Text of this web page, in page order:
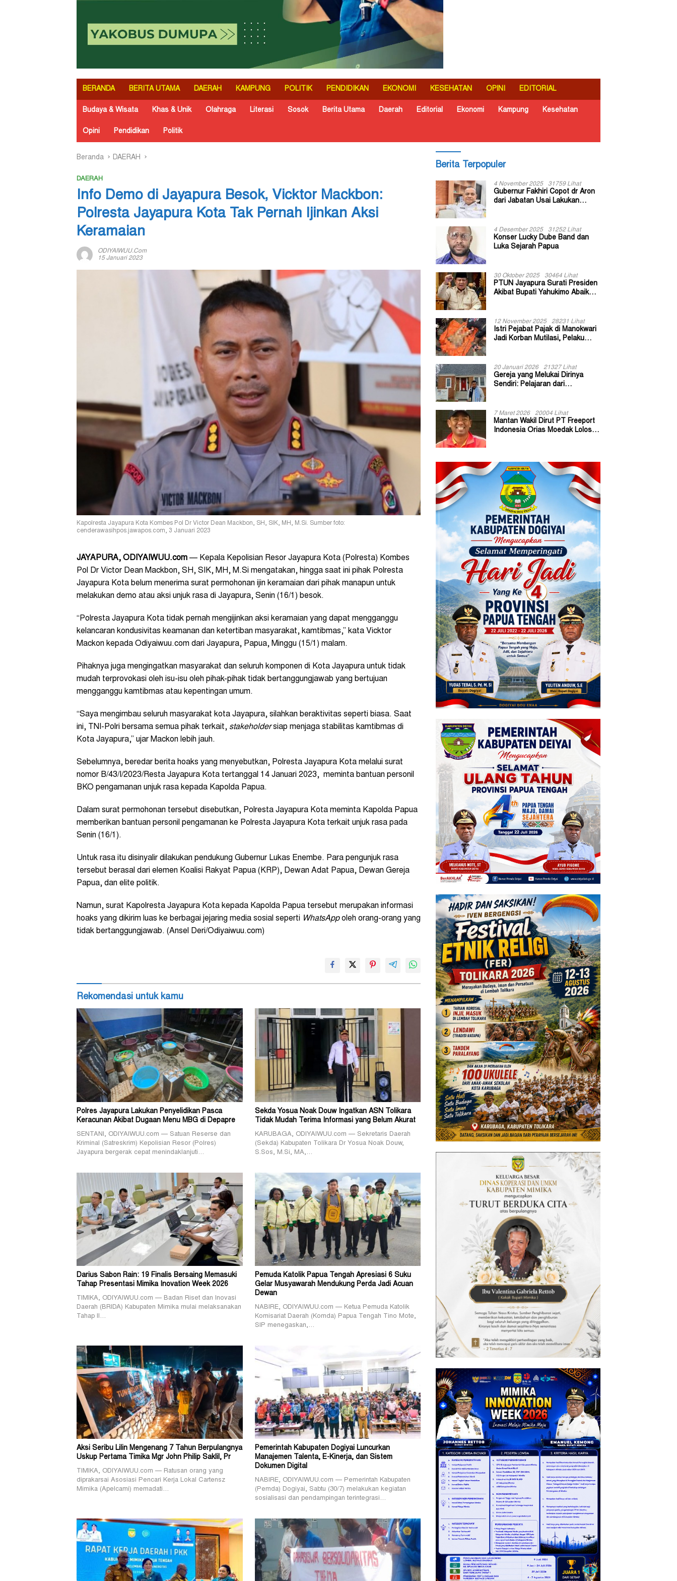
BERANDA BERITA UTAMA DAERAH KAMPUNG POLITIK PENDIDIKAN EKONOMI KESEHATAN OPINI EDITORIAL
Budaya & Wisata Khas & Unik Olahraga Literasi Sosok Berita Utama Daerah Editorial Ekonomi Kampung Kesehatan
Opini Pendidikan Politik
Beranda DAERAH
DAERAH
Info Demo di Jayapura Besok, Vicktor Mackbon:
Polresta Jayapura Kota Tak Pernah Ijinkan Aksi
Keramaian
ODIYAIWUU.com
15 Januari 2023
Kapolresta Jayapura Kota Kombes Pol Dr Victor Dean Mackbon, SH, SIK, MH, M.Si. Sumber foto:
cenderawasihpos.jawapos.com, 3 Januari 2023
JAYAPURA, ODIYAIWUU.com — Kepala Kepolisian Resor Jayapura Kota (Polresta) Kombes
Pol Dr Victor Dean Mackbon, SH, SIK, MH, M.Si mengatakan, hingga saat ini pihak Polresta
Jayapura Kota belum menerima surat permohonan ijin keramaian dari pihak manapun untuk
melakukan demo atau aksi unjuk rasa di Jayapura, Senin (16/1) besok.
“Polresta Jayapura Kota tidak pernah mengijinkan aksi keramaian yang dapat mengganggu
kelancaran kondusivitas keamanan dan ketertiban masyarakat, kamtibmas,” kata Vicktor
Mackon kepada Odiyaiwuu.com dari Jayapura, Papua, Minggu (15/1) malam.
Pihaknya juga mengingatkan masyarakat dan seluruh komponen di Kota Jayapura untuk tidak
mudah terprovokasi oleh isu-isu oleh pihak-pihak tidak bertanggungjawab yang bertujuan
mengganggu kamtibmas atau kepentingan umum.
“Saya mengimbau seluruh masyarakat kota Jayapura, silahkan beraktivitas seperti biasa. Saat
ini, TNI-Polri bersama semua pihak terkait, stakeholdersiap menjaga stabilitas kamtibmas di
Kota Jayapura,” ujar Mackon lebih jauh.
Sebelumnya, beredar berita hoaks yang menyebutkan, Polresta Jayapura Kota melalui surat
nomor B/43/I/2023/Resta Jayapura Kota tertanggal 14 Januari 2023, meminta bantuan personil
BKO pengamanan unjuk rasa kepada Kapolda Papua.
Dalam surat permohonan tersebut disebutkan, Polresta Jayapura Kota meminta Kapolda Papua
memberikan bantuan personil pengamanan ke Polresta Jayapura Kota terkait unjuk rasa pada
Senin (16/1).
Untuk rasa itu disinyalir dilakukan pendukung Gubernur Lukas Enembe. Para pengunjuk rasa
tersebut berasal dari elemen Koalisi Rakyat Papua (KRP), Dewan Adat Papua, Dewan Gereja
Papua, dan elite politik.
Namun, surat Kapolresta Jayapura Kota kepada Kapolda Papua tersebut merupakan informasi
hoaks yang dikirim luas ke berbagai jejaring media sosial seperti WhatsAppoleh orang-orang yang
tidak bertanggungjawab. (Ansel Deri/Odiyaiwuu.com)
Rekomendasi untuk kamu
Polres Jayapura Lakukan Penyelidikan Pasca
Keracunan Akibat Dugaan Menu MBG di Depapre
SENTANI, ODIYAIWUU.com — Satuan Reserse dan
Kriminal (Satreskrim) Kepolisian Resor (Polres)
Jayapura bergerak cepat menindaklanjuti…
Sekda Yosua Noak Douw Ingatkan ASN Tolikara
Tidak Mudah Terima Informasi yang Belum Akurat
KARUBAGA, ODIYAIWUU.com — Sekretaris Daerah
(Sekda) Kabupaten Tolikara Dr Yosua Noak Douw,
S.Sos, M.Si, MA,…
Darius Sabon Rain: 19 Finalis Bersaing Memasuki
Tahap Presentasi Mimika Inovation Week 2026
TIMIKA, ODIYAIWUU.com — Badan Riset dan Inovasi
Daerah (BRIDA) Kabupaten Mimika mulai melaksanakan
Tahap II…
Pemuda Katolik Papua Tengah Apresiasi 6 Suku
Gelar Musyawarah Mendukung Perda Jadi Acuan
Dewan
NABIRE, ODIYAIWUU.com — Ketua Pemuda Katolik
Komisariat Daerah (Komda) Papua Tengah Tino Mote,
SIP menegaskan,…
Aksi Seribu Lilin Mengenang 7 Tahun Berpulangnya
Uskup Pertama Timika Mgr John Philip Saklil, Pr
TIMIKA, ODIYAIWUU.com — Ratusan orang yang
diprakarsai Asosiasi Pencari Kerja Lokal Cartensz
Mimika (Apelcami) memadati…
Pemerintah Kabupaten Dogiyai Luncurkan
Manajemen Talenta, E-Kinerja, dan Sistem
Dokumen Digital
NABIRE, ODIYAIWUU.com — Pemerintah Kabupaten
(Pemda) Dogiyai, Sabtu (30/7) melakukan kegiatan
sosialisasi dan pendampingan terintegrasi…
Berita Terpopuler
4 November 2025 31759 Lihat
Gubernur Fakhiri Copot dr Aron
dari Jabatan Usai Lakukan
4 Desember 2025 31252 Lihat
Konser Lucky Dube Band dan
Luka Sejarah Papua
30 Oktober 2025 30464 Lihat
PTUN Jayapura Surati Presiden
Akibat Bupati Yahukimo Abaikan
12 November 2025 28231 Lihat
Istri Pejabat Pajak di Manokwari
Jadi Korban Mutilasi, Pelaku
20 Januari 2026 21327 Lihat
Gereja yang Melukai Dirinya
Sendiri: Pelajaran dari
7 Maret 2026 20004 Lihat
Mantan Wakil Dirut PT Freeport
Indonesia Orias Moedak Lolos